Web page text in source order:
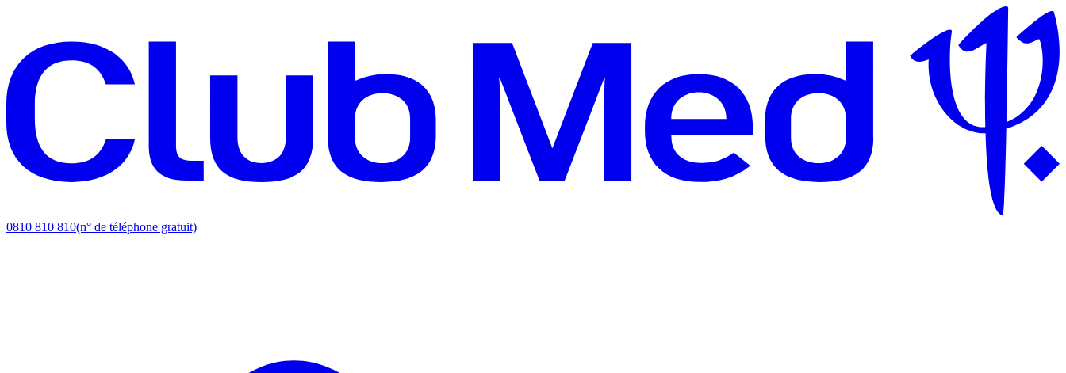
0810 810 810(n° de téléphone gratuit)